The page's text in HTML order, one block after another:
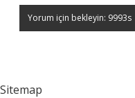
Sitemap